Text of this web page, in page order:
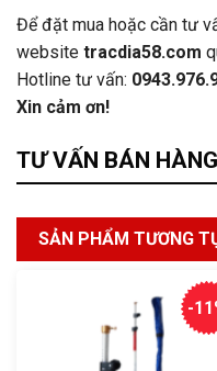
Để đặt mua hoặc cần tư
website tracdia58.com
Hotline tư vấn:
Xin cảm ơn!
TƯ VẤN BÁN
SẢN PHẨM TƯƠNG
-